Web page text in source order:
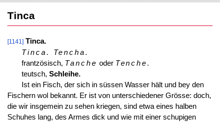
Tinca
[1141] Tinca.
Tinca. Tencha.
frantzösisch, Tanche oder Tenche.
teutsch, Schleihe.
Ist ein Fisch, der sich in süssen Wasser hält und bey den
Fischern wol bekannt. Er ist von unterschiedener Grösse: doch,
die wir insgemein zu sehen kriegen, sind etwa eines halben
Schuhes lang, des Armes dick und wie mit einer schupigen